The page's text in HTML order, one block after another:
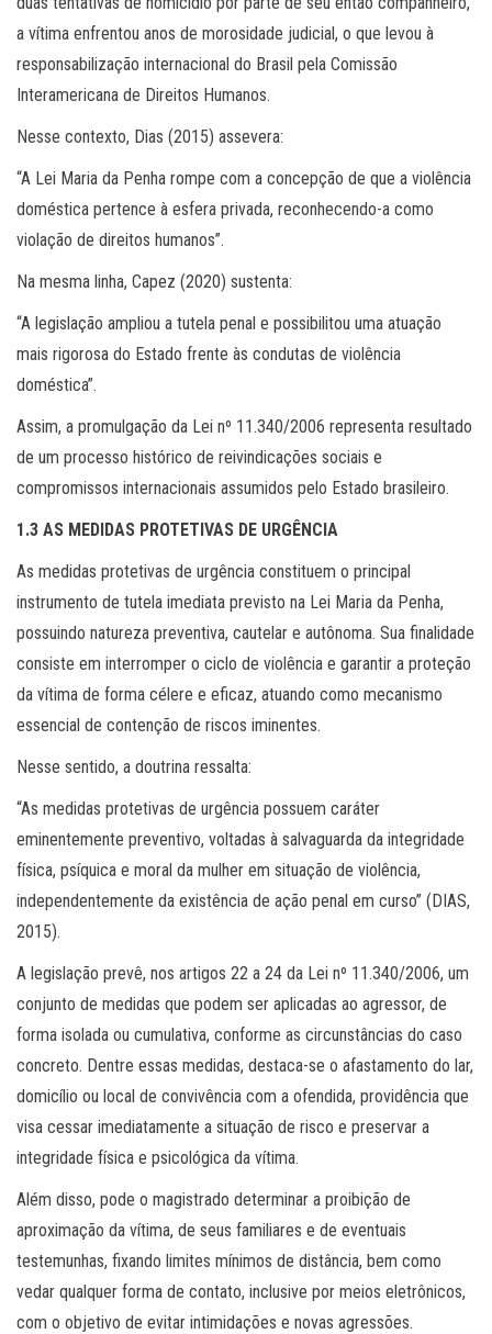
a vítima enfrentou anos de morosidade judicial, o que levou à
responsabilização internacional do Brasil pela Comissão
Interamericana de Direitos Humanos.
Nesse contexto, Dias (2015) assevera:
“A Lei Maria da Penha rompe com a concepção de que a violência
doméstica pertence à esfera privada, reconhecendo-a como
violação de direitos humanos”.
Na mesma linha, Capez (2020) sustenta:
“A legislação ampliou a tutela penal e possibilitou uma atuação
mais rigorosa do Estado frente às condutas de violência
doméstica”.
Assim, a promulgação da Lei nº 11.340/2006 representa resultado
de um processo histórico de reivindicações sociais e
compromissos internacionais assumidos pelo Estado brasileiro.
1.3 AS MEDIDAS PROTETIVAS DE URGÊNCIA
As medidas protetivas de urgência constituem o principal
instrumento de tutela imediata previsto na Lei Maria da Penha,
possuindo natureza preventiva, cautelar e autônoma. Sua finalidade
consiste em interromper o ciclo de violência e garantir a proteção
da vítima de forma célere e eficaz, atuando como mecanismo
essencial de contenção de riscos iminentes.
Nesse sentido, a doutrina ressalta:
“As medidas protetivas de urgência possuem caráter
eminentemente preventivo, voltadas à salvaguarda da integridade
física, psíquica e moral da mulher em situação de violência,
independentemente da existência de ação penal em curso” (DIAS,
2015).
A legislação prevê, nos artigos 22 a 24 da Lei nº 11.340/2006, um
conjunto de medidas que podem ser aplicadas ao agressor, de
forma isolada ou cumulativa, conforme as circunstâncias do caso
concreto. Dentre essas medidas, destaca-se o afastamento do lar,
domicílio ou local de convivência com a ofendida, providência que
visa cessar imediatamente a situação de risco e preservar a
integridade física e psicológica da vítima.
Além disso, pode o magistrado determinar a proibição de
aproximação da vítima, de seus familiares e de eventuais
testemunhas, fixando limites mínimos de distância, bem como
vedar qualquer forma de contato, inclusive por meios eletrônicos,
com o objetivo de evitar intimidações e novas agressões.